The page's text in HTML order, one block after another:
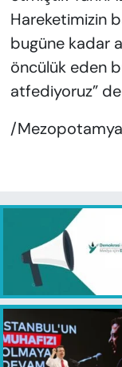
Hareketimizin
bugüne kadar
öncülük eden
atfediyoruz”
/Mezopotamya